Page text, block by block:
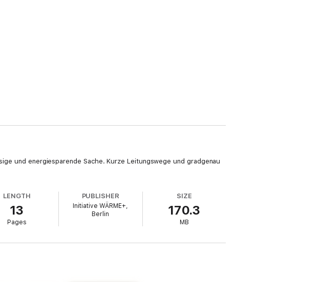
und energiesparende Sache. Kurze Leitungswege und gradgenau
LENGTH
13
Pages
PUBLISHER
Initiative WÄRME+,
Berlin
SIZE
170.3
MB